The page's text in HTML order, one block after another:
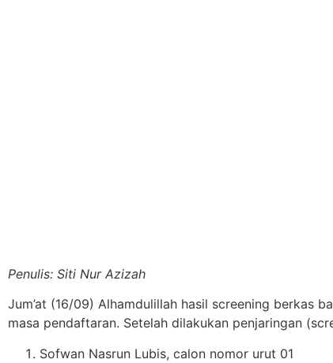
Penulis: Siti Nur Azizah
Jum’at (16/09) Alhamdulillah hasil screening berkas
masa pendaftaran. Setelah dilakukan penjaringan
Sofwan Nasrun Lubis, calon nomor urut 01